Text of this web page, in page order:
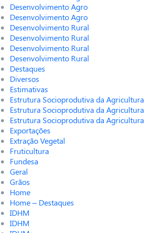
Desenvolvimento Agro
Desenvolvimento Agro
Desenvolvimento Rural
Desenvolvimento Rural
Desenvolvimento Rural
Desenvolvimento Rural
Destaques
Diversos
Estimativas
Estrutura Socioprodutiva da Agricultura
Estrutura Socioprodutiva da Agricultura
Estrutura Socioprodutiva da Agricultura
Exportações
Extração Vegetal
Fruticultura
Fundesa
Geral
Grãos
Home
Home – Destaques
IDHM
IDHM